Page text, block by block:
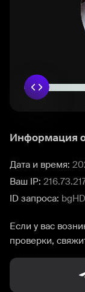
Информация
Дата и время:
Ваш IP:
ID запроса:
Если у вас
проверки,